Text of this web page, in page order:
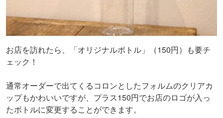
お店を訪れたら、「オリジナルボトル」（150円）も要チ
ェック！
通常オーダーで出てくるコロンとしたフォルムのクリアカ
ップもかわいいですが、プラス150円でお店のロゴが入っ
たボトルに変更することができます。